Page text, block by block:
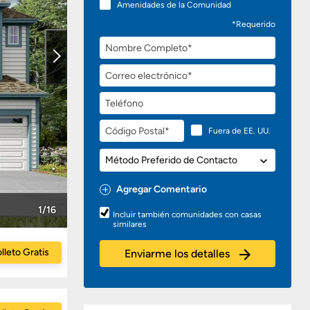
Amenidades de la Comunidad
*Requerido
Nombre
Completo
Correo
electrónico
Teléfono
Código
Postal
Fuera de EE. UU.
Método
Preferido
de
Contacto
Agregar Comentario
Preguntas
o
Comentarios
Incluir también comunidades con casas
similares
Enviarme los detalles
1/16
Gratis